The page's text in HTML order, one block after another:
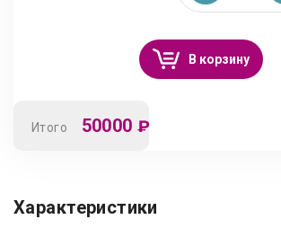
В корзину
Итого 50000 ₽
Характеристики